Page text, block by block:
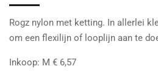
Rogz nylon met ketting. In allerlei
om een flexilijn of looplijn aan te
Inkoop: M € 6,57